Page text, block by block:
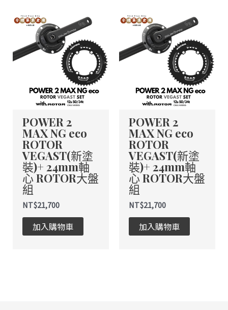
POWER 2
MAX NG eco
ROTOR
VEGAST(新塗
裝)+ 24mm軸
心 ROTOR大盤
組
NT$21,700
加入購物車
此
產
品
有
多
種
款
在
品
頁
面
項
POWER 2
MAX NG eco
ROTOR
VEGAST(新塗
裝)+ 24mm軸
心 ROTOR大盤
組
NT$21,700
加入購物車
此
產
品
有
多
種
款
在
品
頁
面
項